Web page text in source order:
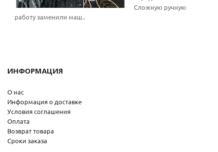
Сложную ручную
работу заменили маш..
ИНФОРМАЦИЯ
О нас
Информация о доставке
Условия соглашения
Оплата
Возврат товара
Сроки заказа